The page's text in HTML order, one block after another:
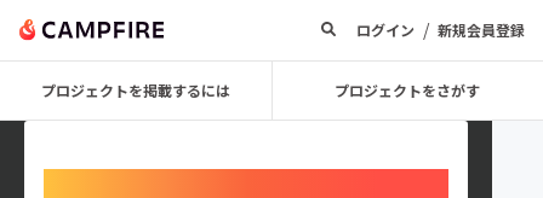
ログイン / 新規会員登録
プロジェクトを掲載するには プロジェクトをさがす